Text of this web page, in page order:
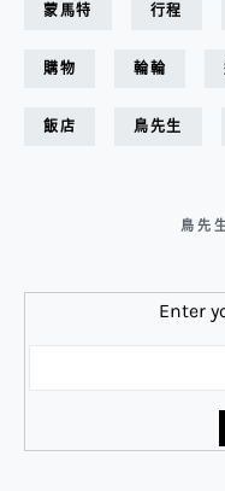
蒙馬特 行程
購物 輪輪
飯店 鳥先生
鳥先
Enter